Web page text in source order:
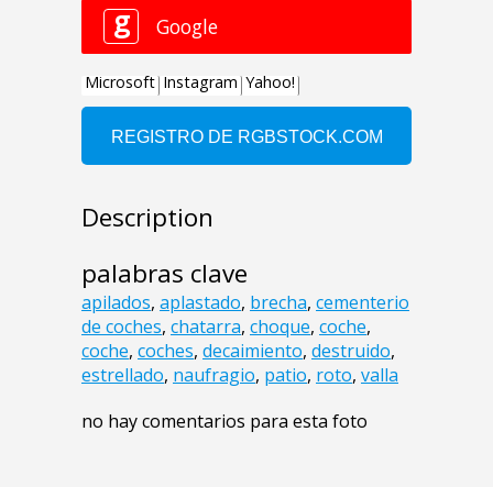
Description
palabras clave
apilados, aplastado, brecha, cementerio
de coches, chatarra, choque, coche,
coche, coches, decaimiento, destruido,
estrellado, naufragio, patio, roto, valla
no hay comentarios para esta foto